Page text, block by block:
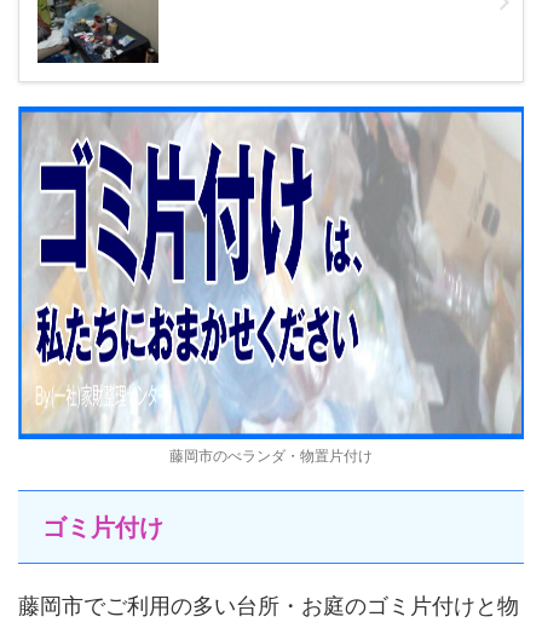
藤岡市のべランダ・物置片付け
ゴミ片付け
藤岡市でご利用の多い台所・お庭のゴミ片付けと物